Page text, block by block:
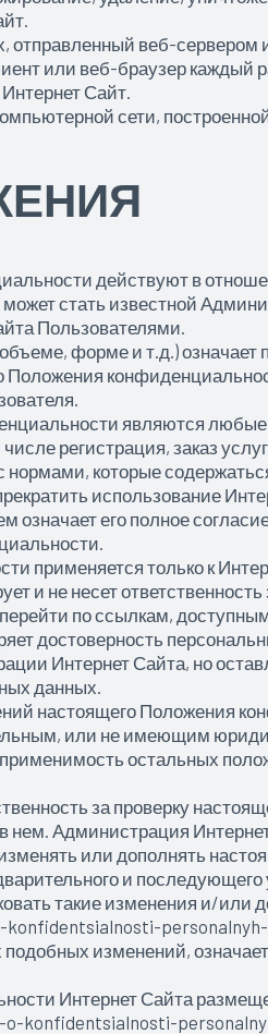
отправленный веб-сервером
или веб-браузер каждый
Сайт.
сети,
действуют в
стать известной
Пользователями.
форме и т.д.) означает
Положения
являются
регистрация, заказ
нормами, которые
использование
его полное
применяется только к
и не несет ответственность
по ссылкам,
достоверность
Интернет Сайта, но
данных.
настоящего Положения
или не имеющим
остальных
за проверку
Администрация
или дополнять
и последующего
такие изменения и/или
изменений,
Интернет Сайта
konfidentsialnosti-